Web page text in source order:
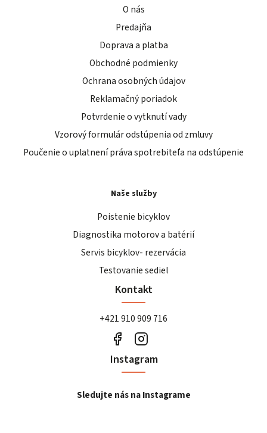
O nás
Predajňa
Doprava a platba
Obchodné podmienky
Ochrana osobných údajov
Reklamačný poriadok
Potvrdenie o vytknutí vady
Vzorový formulár odstúpenia od zmluvy
Poučenie o uplatnení práva spotrebiteľa na odstúpenie
Naše služby
Poistenie bicyklov
Diagnostika motorov a batérií
Servis bicyklov- rezervácia
Testovanie sediel
Kontakt
+421 910 909 716
Instagram
Sledujte nás na Instagrame